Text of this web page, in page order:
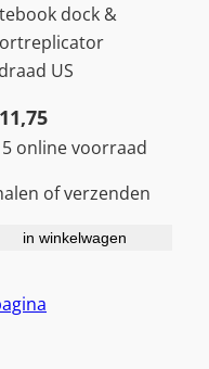
dock &
US
5 online voorraad
of verzenden
in winkelwagen